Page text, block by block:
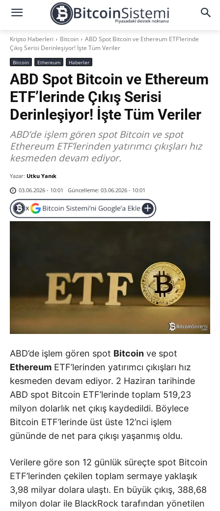
Kripto Haberleri Bitcoin
ABD Spot Bitcoin ve Ethereum ETF’lerinde
Çıkış Serisi Derinleşiyor! İşte Tüm Veriler
Bitcoin Ethereum Haberler
ABD Spot Bitcoin ve Ethereum
ETF’lerinde Çıkış Serisi
Derinleşiyor! İşte Tüm Veriler
ABD’de işlem gören spot Bitcoin ve spot
Ethereum ETF’lerinden yatırımcı çıkışları hız
kesmeden devam ediyor.
Yazar: Utku Yanık
03.06.2026 - 10:01
Güncelleme: 03.06.2026 - 10:01
ABD’de işlem gören spot Bitcoin ve spot
Ethereum ETF’lerinden yatırımcı çıkışları hız
kesmeden devam ediyor. 2 Haziran tarihinde
ABD spot Bitcoin ETF’lerinde toplam 519,23
milyon dolarlık net çıkış kaydedildi. Böylece
Bitcoin ETF’lerinde üst üste 12’nci işlem
gününde de net para çıkışı yaşanmış oldu.
Verilere göre son 12 günlük süreçte spot Bitcoin
ETF’lerinden çekilen toplam sermaye yaklaşık
3,98 milyar dolara ulaştı. En büyük çıkış, 388,68
milyon dolar ile BlackRock tarafından yönetilen